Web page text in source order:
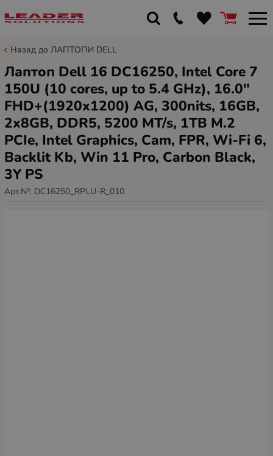
Назад до ЛАПТОПИ DELL
Лаптоп Dell 16 DC16250, Intel Core 7
150U (10 cores, up to 5.4 GHz), 16.0"
FHD+(1920x1200) AG, 300nits, 16GB,
2x8GB, DDR5, 5200 MT/s, 1TB M.2
PCIe, Intel Graphics, Cam, FPR, Wi-Fi 6,
Backlit Kb, Win 11 Pro, Carbon Black,
3Y PS
Арт.№: DC16250_RPLU-R_010